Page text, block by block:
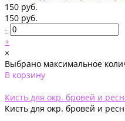
150 руб.
150 руб.
-
+
×
Выбрано максимальное
В корзину
Кисть для окр. бровей и
Кисть для окр. бровей и